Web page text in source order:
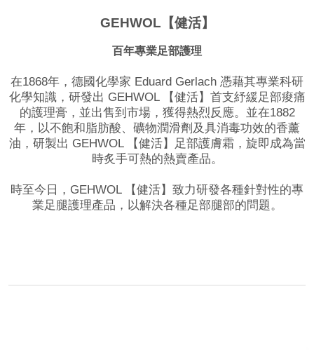
GEHWOL【健活】
百年專業足部護理
在1868年，德國化學家 Eduard Gerlach 憑藉其專業科研
化學知識，研發出 GEHWOL 【健活】首支紓緩足部痠痛
的護理膏，並出售到市場，獲得熱烈反應。並在1882
年，以不飽和脂肪酸、礦物潤滑劑及具消毒功效的香薰
油，研製出 GEHWOL 【健活】足部護膚霜，旋即成為當
時炙手可熱的熱賣產品。
時至今日，GEHWOL 【健活】致力研發各種針對性的專
業足腿護理產品，以解決各種足部腿部的問題。